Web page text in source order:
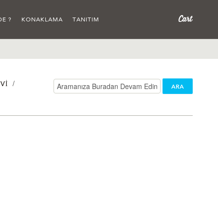
? KONAKLAMA TANITIM
/
ARA